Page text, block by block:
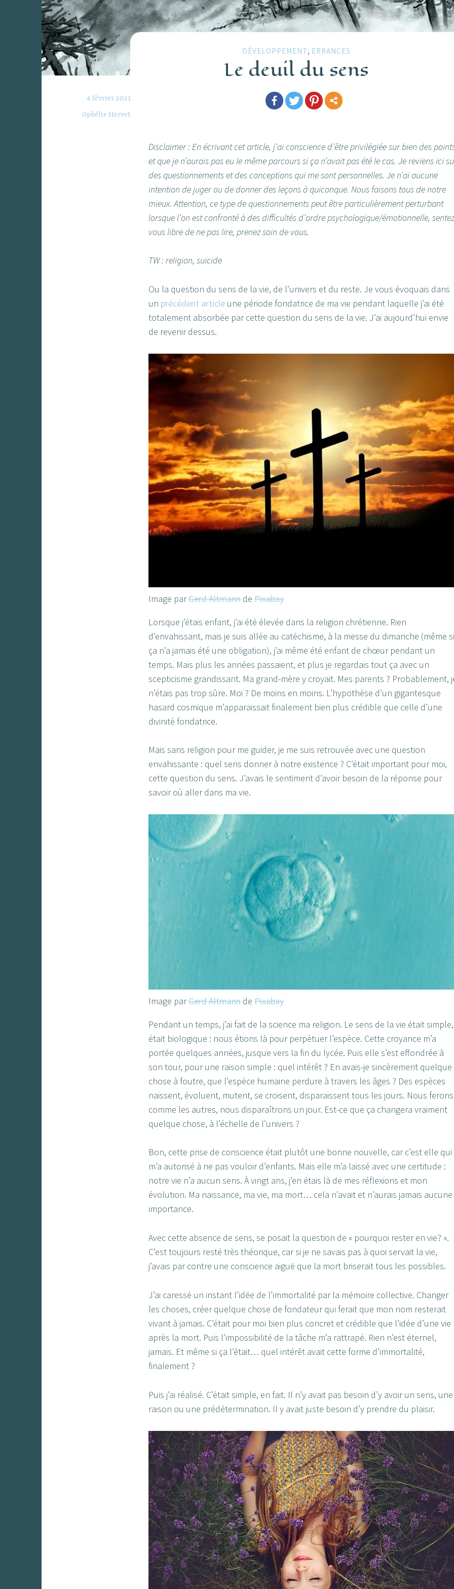
DÉVELOPPEMENT, ERRANCES
Le deuil du sens
4 février 2021
Ophélie Hervet
Disclaimer : En écrivant cet article, j’ai conscience d’être privilégiée sur bien des
et que je n’aurais pas eu le même parcours si ça n’avait pas été le cas. Je reviens ici
des questionnements et des conceptions qui me sont personnelles. Je n’ai aucune
intention de juger ou de donner des leçons à quiconque. Nous faisons tous de notre
mieux. Attention, ce type de questionnements peut être particulièrement perturbant
lorsque l’on est confronté à des difficultés d’ordre psychologique/émotionnelle,
vous libre de ne pas lire, prenez soin de vous.
TW : religion, suicide
Ou la question du sens de la vie, de l’univers et du reste. Je vous évoquais dans
un précédent article une période fondatrice de ma vie pendant laquelle j’ai été
totalement absorbée par cette question du sens de la vie. J’ai aujourd’hui envie
de revenir dessus.
Image parGerd Altmann de Pixabay
Lorsque j’étais enfant, j’ai été élevée dans la religion chrétienne. Rien
d’envahissant, mais je suis allée au catéchisme, à la messe du dimanche (même si
ça n’a jamais été une obligation), j’ai même été enfant de chœur pendant un
temps. Mais plus les années passaient, et plus je regardais tout ça avec un
scepticisme grandissant. Ma grand-mère y croyait. Mes parents ? Probablement,
n’étais pas trop sûre. Moi ? De moins en moins. L’hypothèse d’un gigantesque
hasard cosmique m’apparaissait finalement bien plus crédible que celle d’une
divinité fondatrice.
Mais sans religion pour me guider, je me suis retrouvée avec une question
envahissante : quel sens donner à notre existence ? C’était important pour moi,
cette question du sens. J’avais le sentiment d’avoir besoin de la réponse pour
savoir où aller dans ma vie.
Image parGerd Altmann de Pixabay
Pendant un temps, j’ai fait de la science ma religion. Le sens de la vie était
était biologique : nous étions là pour perpétuer l’espèce. Cette croyance m’a
portée quelques années, jusque vers la fin du lycée. Puis elle s’est effondrée à
son tour, pour une raison simple : quel intérêt ? En avais-je sincèrement quelque
chose à foutre, que l’espèce humaine perdure à travers les âges ? Des espèces
naissent, évoluent, mutent, se croisent, disparaissent tous les jours. Nous ferons
comme les autres, nous disparaîtrons un jour. Est-ce que ça changera vraiment
quelque chose, à l’échelle de l’univers ?
Bon, cette prise de conscience était plutôt une bonne nouvelle, car c’est elle qui
m’a autorisé à ne pas vouloir d’enfants. Mais elle m’a laissé avec une certitude :
notre vie n’a aucun sens. À vingt ans, j’en étais là de mes réflexions et mon
évolution. Ma naissance, ma vie, ma mort… cela n’avait et n’aurais jamais aucune
importance.
Avec cette absence de sens, se posait la question de « pourquoi rester en vie? ».
C’est toujours resté très théorique, car si je ne savais pas à quoi servait la vie,
j’avais par contre une conscience aiguë que la mort briserait tous les possibles.
J’ai caressé un instant l’idée de l’immortalité par la mémoire collective. Changer
les choses, créer quelque chose de fondateur qui ferait que mon nom resterait
vivant à jamais. C’était pour moi bien plus concret et crédible que l’idée d’une vie
après la mort. Puis l’impossibilité de la tâche m’a rattrapé. Rien n’est éternel,
jamais. Et même si ça l’était… quel intérêt avait cette forme d’immortalité,
finalement ?
Puis j’ai réalisé. C’était simple, en fait. Il n’y avait pas besoin d’y avoir un sens, une
raison ou une prédétermination. Il y avait juste besoin d’y prendre du plaisir.